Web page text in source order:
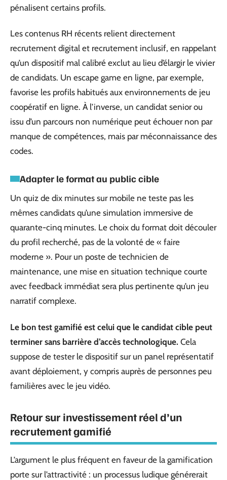
pénalisent certains profils.
Les contenus RH récents relient directement
recrutement digital et recrutement inclusif, en rappelant
qu’un dispositif mal calibré exclut au lieu d’élargir le vivier
de candidats. Un escape game en ligne, par exemple,
favorise les profils habitués aux environnements de jeu
coopératif en ligne. À l’inverse, un candidat senior ou
issu d’un parcours non numérique peut échouer non par
manque de compétences, mais par méconnaissance des
codes.
Adapter le format au public cible
Un quiz de dix minutes sur mobile ne teste pas les
mêmes candidats qu’une simulation immersive de
quarante-cinq minutes. Le choix du format doit découler
du profil recherché, pas de la volonté de « faire
moderne ». Pour un poste de technicien de
maintenance, une mise en situation technique courte
avec feedback immédiat sera plus pertinente qu’un jeu
narratif complexe.
Le bon test gamifié est celui que le candidat cible peut
terminer sans barrière d’accès technologique. Cela
suppose de tester le dispositif sur un panel représentatif
avant déploiement, y compris auprès de personnes peu
familières avec le jeu vidéo.
Retour sur investissement réel d’un
recrutement gamifié
L’argument le plus fréquent en faveur de la gamification
porte sur l’attractivité : un processus ludique générerait